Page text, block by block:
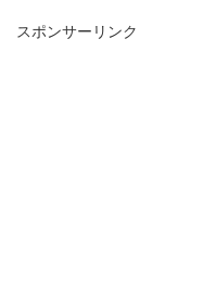
スポンサーリンク